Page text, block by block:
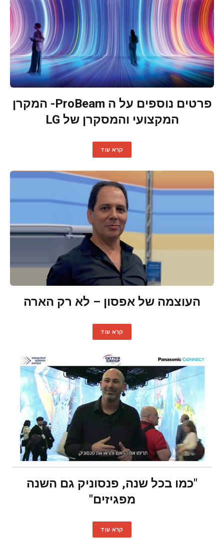
פרטים נוספים על ה ProBeam- המקרן
המקצועי והמסקרן של LG
קרא עוד
העוצמה של אפסון – לא רק הארה
קרא עוד
"כמו בכל שנה, פנסוניק גם השנה
מפגיזים"
קרא עוד